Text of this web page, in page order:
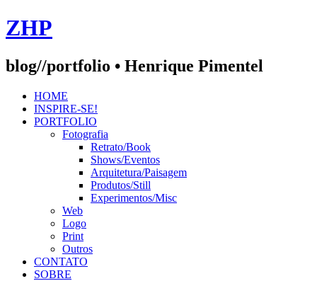
Skip
to
ZHP
blog//portfolio • Henrique Pimentel
HOME
INSPIRE-SE!
PORTFOLIO
Fotografia
Retrato/Book
Shows/Eventos
Arquitetura/Paisagem
Produtos/Still
Experimentos/Misc
Web
Logo
Print
Outros
CONTATO
SOBRE